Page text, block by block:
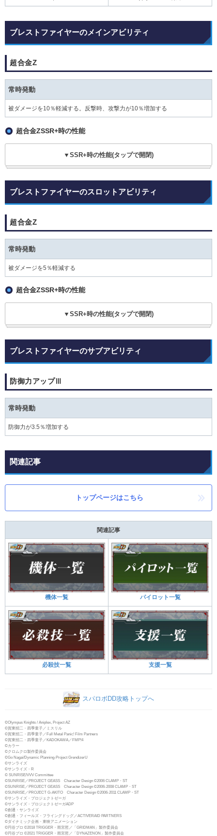
ブレストファイヤーのメインアビリティ
超合金Z
常時発動
被ダメージを10％軽減する。反撃時、攻撃力が10％増加する
超合金ZSSR+時の性能
▼SSR+時の性能(タップで開閉)
ブレストファイヤーのスロットアビリティ
超合金Z
常時発動
被ダメージを5％軽減する
超合金ZSSR+時の性能
▼SSR+時の性能(タップで開閉)
ブレストファイヤーのサブアビリティ
防御力アップⅢ
常時発動
防御力が3.5％増加する
関連記事
トップページはこちら
関連記事
機体一覧 パイロット一覧
必殺技一覧 支援一覧
スパロボDD攻略トップへ
©Olympus Knights / Aniplex, Project AZ
©賀東招二・四季童子／ミスリル
©賀東招二・四季童子／Full Metal Panic! Film Partners
©賀東招二・四季童子／KADOKAWA／FMP!4
©カラー
©クロムクロ製作委員会
©Go Nagai/Dynamic Planning-Project GrendizerU
©サンライズ
©サンライズ・R
© SUNRISE/VVV Committee
©SUNRISE／PROJECT GEASS Character Design ©2006 CLAMP・ST
©SUNRISE／PROJECT GEASS Character Design ©2006-2008 CLAMP・ST
©SUNRISE／PROJECT G-AKITO Character Design ©2006-2011 CLAMP・ST
©サンライズ・プロジェクトゼーガ
©サンライズ・プロジェクトゼーガADP
©創通・サンライズ
©創通・フィールズ・フライングドッグ／ACTIVERAID PARTNERS
©ダイナミック企画・東映アニメーション
©円谷プロ ©2018 TRIGGER・雨宮哲／「GRIDMAN」製作委員会
©円谷プロ ©2021 TRIGGER・雨宮哲／「DYNAZENON」製作委員会